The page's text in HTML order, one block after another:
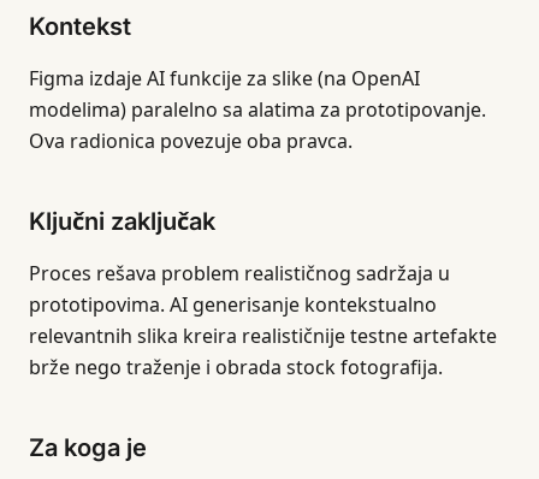
Kontekst
Figma izdaje AI funkcije za slike (na OpenAI
modelima) paralelno sa alatima za prototipovanje.
Ova radionica povezuje oba pravca.
Ključni zaključak
Proces rešava problem realističnog sadržaja u
prototipovima. AI generisanje kontekstualno
relevantnih slika kreira realističnije testne artefakte
brže nego traženje i obrada stock fotografija.
Za koga je